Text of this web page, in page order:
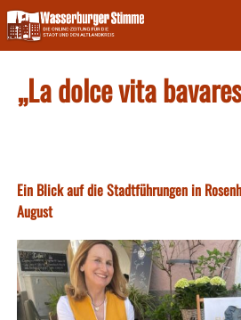
Skip
to
content
„La dolce vita
Ein Blick auf die Stadtführungen in
August